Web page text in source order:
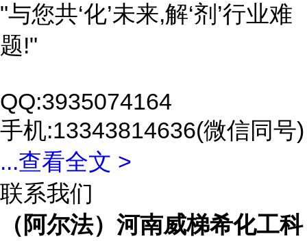
"与您共‘化’未来,解‘剂’行业难
题!"
QQ:3935074164
手机:13343814636(微信同号)
...查看全文 >
联系我们
（阿尔法）河南威梯希化工科